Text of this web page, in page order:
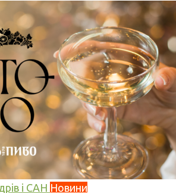
і САН Новини